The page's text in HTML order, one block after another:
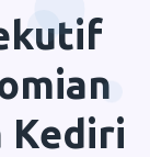
Kediri